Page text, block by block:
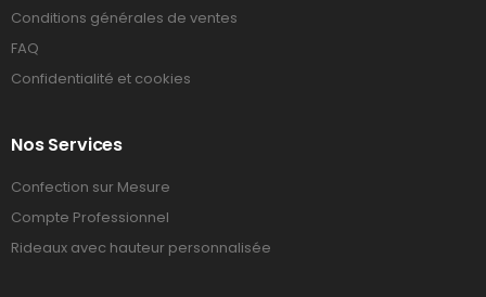
Conditions générales de ventes
FAQ
Confidentialité et cookies
Nos Services
Confection sur Mesure
Compte Professionnel
Rideaux avec hauteur personnalisée